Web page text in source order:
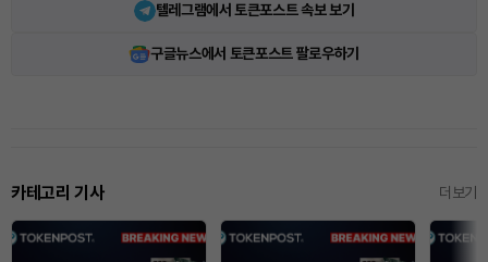
텔레그램에서 토큰포스트 속보 보기
구글뉴스에서 토큰포스트 팔로우하기
카테고리 기사 더보기